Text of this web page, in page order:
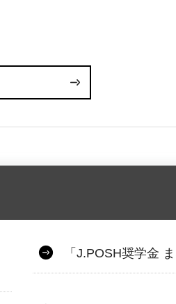
「J.POSH奨学金